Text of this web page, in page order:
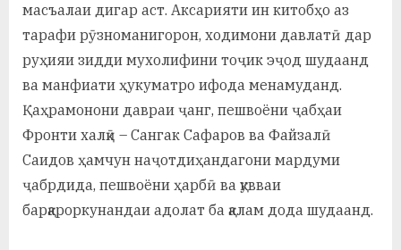
масъалаи дигар аст. Аксарияти ин китобҳо аз
тарафи рӯзноманигорон, ходимони давлатӣ дар
руҳияи зидди мухолифини тоҷик эҷод шудаанд
ва манфиати ҳукуматро ифода менамуданд.
Қаҳрамонони давраи ҷанг, пешвоёни ҷабҳаи
Фронти халқӣ – Сангак Сафаров ва Файзалӣ
Саидов ҳамчун наҷотдиҳандагони мардуми
ҷабрдида, пешвоёни ҳарбӣ ва қувваи
барқароркунандаи адолат ба қалам дода шудаанд.